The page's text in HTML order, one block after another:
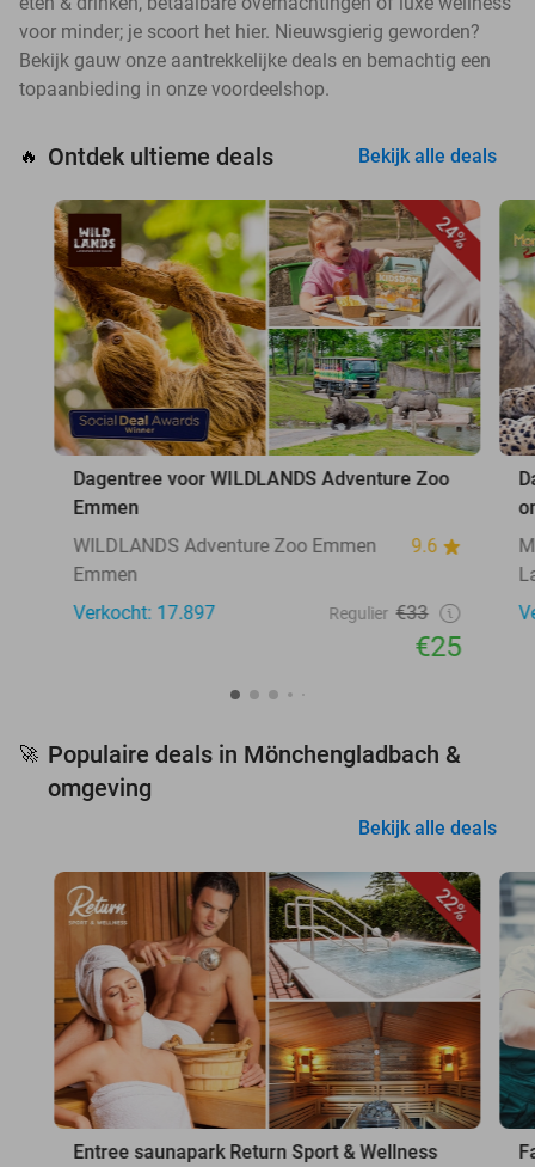
voor minder; je scoort het hier. Nieuwsgierig geworden?
Bekijk gauw onze aantrekkelijke deals en bemachtig een
topaanbieding in onze voordeelshop.
🔥 Ontdek ultieme deals Bekijk alle deals
24%
Dagentree voor WILDLANDS Adventure Zoo
Emmen
WILDLANDS Adventure Zoo Emmen
9.6
Emmen
Verkocht: 17.897
Regulier €33
€25
🚀 Populaire deals in Mönchengladbach &
omgeving
Bekijk alle deals
22%
Entree saunapark Return Sport & Wellness